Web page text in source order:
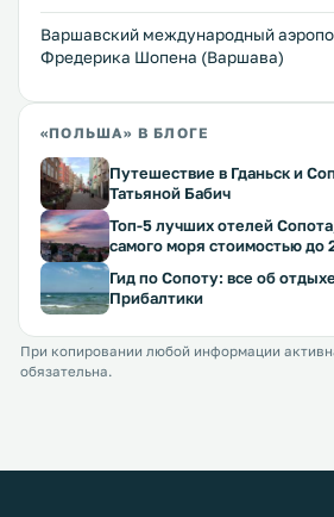
Варшавский международный
Фредерика Шопена (Варшава)
«ПОЛЬША» В БЛОГЕ
Путешествие в Гданьск и
Татьяной Бабич
Топ-5 лучших отелей
самого моря стоимостью до
Гид по Сопоту: все об
Прибалтики
При копировании любой информации
обязательна.